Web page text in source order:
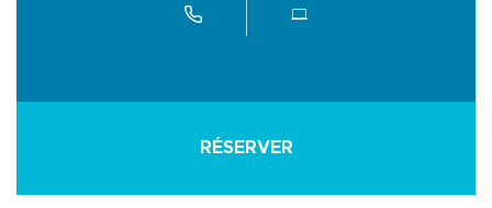
RÉSERVER